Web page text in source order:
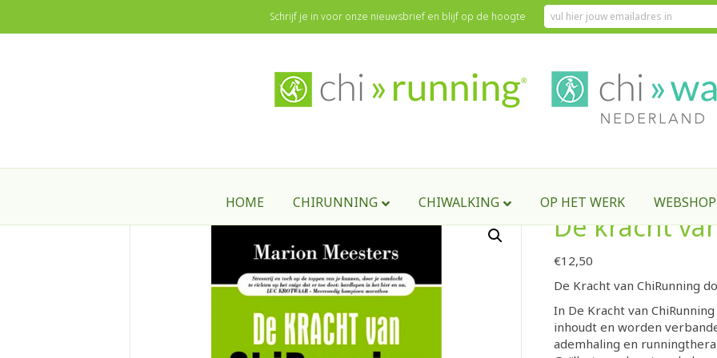
ChiRunning - ChiWalking Nederland & België
HOME CHIRUNNING CHIWALKING OP HET WERK WEBSHOP
De kracht
€12,50
De Kracht van ChiRunning
In De Kracht van
inhoudt en worden
ademhaling en
Schrijf je in voor onze nieuwsbrief en blijf op de hoogte